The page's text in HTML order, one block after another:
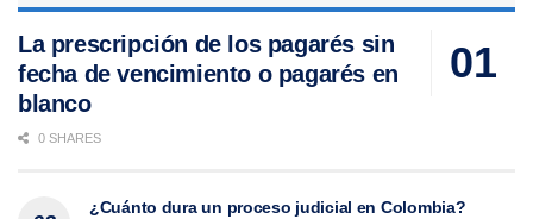
La prescripción de los pagarés sin
fecha de vencimiento o pagarés en
blanco
0 SHARES
¿Cuánto dura un proceso judicial en Colombia?